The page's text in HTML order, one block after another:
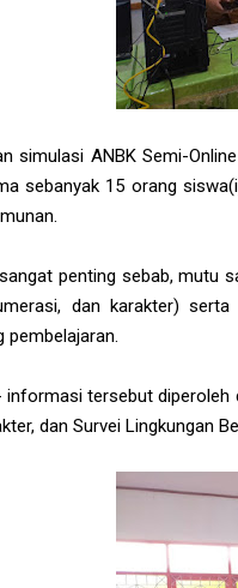
simulasi ANBK Semi-
sebanyak 15 orang
penting sebab, mutu
dan karakter)
pembelajaran.
tersebut diperoleh
dan Survei Lingkungan